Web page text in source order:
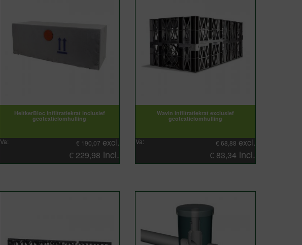
HeitkerBloc infiltratiekrat inclusief
geotextielomhulling
Va: € 190,07 excl.
€ 229,98 incl.
Wavin infiltratiekrat exclusief
geotextielomhulling
Va: € 68,88 excl.
€ 83,34 incl.